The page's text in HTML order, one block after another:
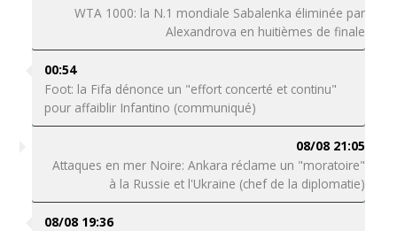
WTA 1000: la N.1 mondiale Sabalenka éliminée par
Alexandrova en huitièmes de finale
00:54
Foot: la Fifa dénonce un "effort concerté et continu"
pour affaiblir Infantino (communiqué)
08/08 21:05
Attaques en mer Noire: Ankara réclame un "moratoire"
à la Russie et l'Ukraine (chef de la diplomatie)
08/08 19:36